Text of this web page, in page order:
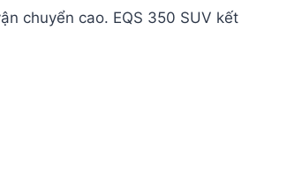
chuyển cao. EQS 350 SUV kết